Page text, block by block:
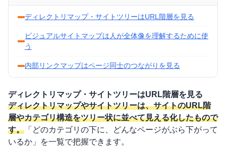
ディレクトリマップ・サイトツリーはURL階層を見る
ビジュアルサイトマップは人が全体像を理解するために使
う
内部リンクマップはページ同士のつながりを見る
ディレクトリマップ・サイトツリーはURL階層を見る
ディレクトリマップやサイトツリーは、サイトのURL階
層やカテゴリ構造をツリー状に並べて見える化したもので
す。 「どのカテゴリの下に、どんなページがぶら下がって
いるか」を一覧で把握できます。